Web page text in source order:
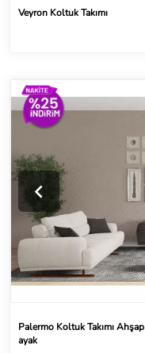
Veyron Koltuk Takımı
Palermo Koltuk Takımı Ahşap
ayak